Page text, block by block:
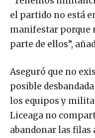
el partido no está
manifestar porque
parte de ellos”,
Aseguró que no
posible
los equipos y
Liceaga no
abandonar las filas